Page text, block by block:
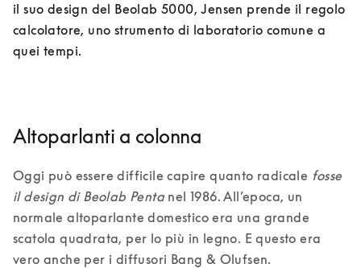
il suo design del Beolab 5000, Jensen prende il regolo
calcolatore, uno strumento di laboratorio comune a
Altoparlanti a colonna
Oggi può essere difficile capire quanto radicale fosse
il design di Beolab Penta nel 1986. All’epoca, un
normale altoparlante domestico era una grande
scatola quadrata, per lo più in legno. E questo era
vero anche per i diffusori Bang & Olufsen.